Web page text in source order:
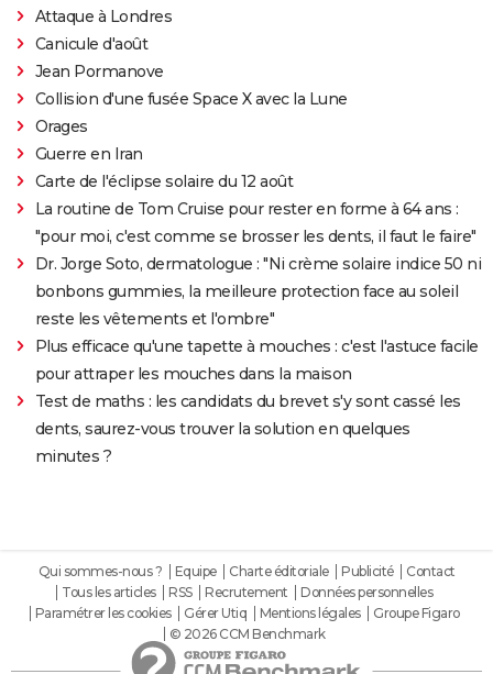
Attaque à Londres
Canicule d'août
Jean Pormanove
Collision d'une fusée Space X avec la Lune
Orages
Guerre en Iran
Carte de l'éclipse solaire du 12 août
La routine de Tom Cruise pour rester en forme à 64 ans :
"pour moi, c'est comme se brosser les dents, il faut le faire"
Dr. Jorge Soto, dermatologue : "Ni crème solaire indice 50 ni
bonbons gummies, la meilleure protection face au soleil
reste les vêtements et l'ombre"
Plus efficace qu'une tapette à mouches : c'est l'astuce facile
pour attraper les mouches dans la maison
Test de maths : les candidats du brevet s'y sont cassé les
dents, saurez-vous trouver la solution en quelques
minutes ?
Qui sommes-nous ? Equipe Charte éditoriale Publicité
Contact
Tous les articles
RSS Recrutement
Données personnelles
Paramétrer les cookies
Gérer Utiq Mentions légales
Groupe Figaro
© 2026 CCM Benchmark